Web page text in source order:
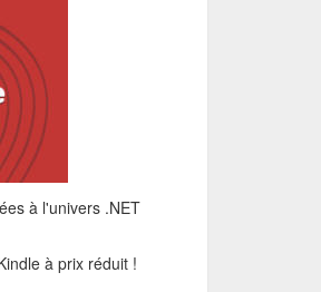
à l'univers .NET
à prix réduit !